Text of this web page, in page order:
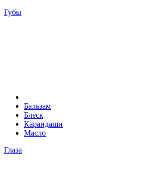
Губы
Бальзам
Блеск
Карандаши
Масло
Глаза